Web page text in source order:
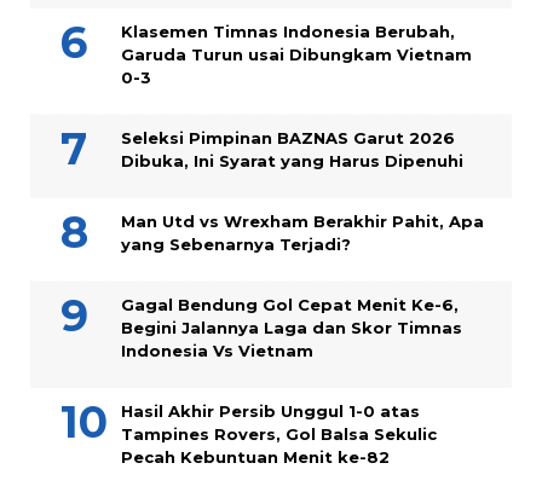
Klasemen Timnas Indonesia Berubah,
Garuda Turun usai Dibungkam Vietnam
0-3
Seleksi Pimpinan BAZNAS Garut 2026
Dibuka, Ini Syarat yang Harus Dipenuhi
Man Utd vs Wrexham Berakhir Pahit, Apa
yang Sebenarnya Terjadi?
Gagal Bendung Gol Cepat Menit Ke-6,
Begini Jalannya Laga dan Skor Timnas
Indonesia Vs Vietnam
Hasil Akhir Persib Unggul 1-0 atas
Tampines Rovers, Gol Balsa Sekulic
Pecah Kebuntuan Menit ke-82